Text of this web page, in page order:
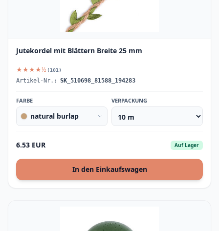
Jutekordel mit Blättern Breite 25 mm
★★★★½ (101)
Artikel-Nr.: SK_510698_81588_194283
FARBE
natural burlap
VERPACKUNG
6.53 EUR Auf Lager
In den Einkaufswagen